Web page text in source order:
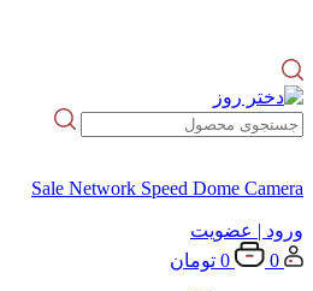
Sale Network Speed Dome Camera
ورود | عضویت
0
0 تومان